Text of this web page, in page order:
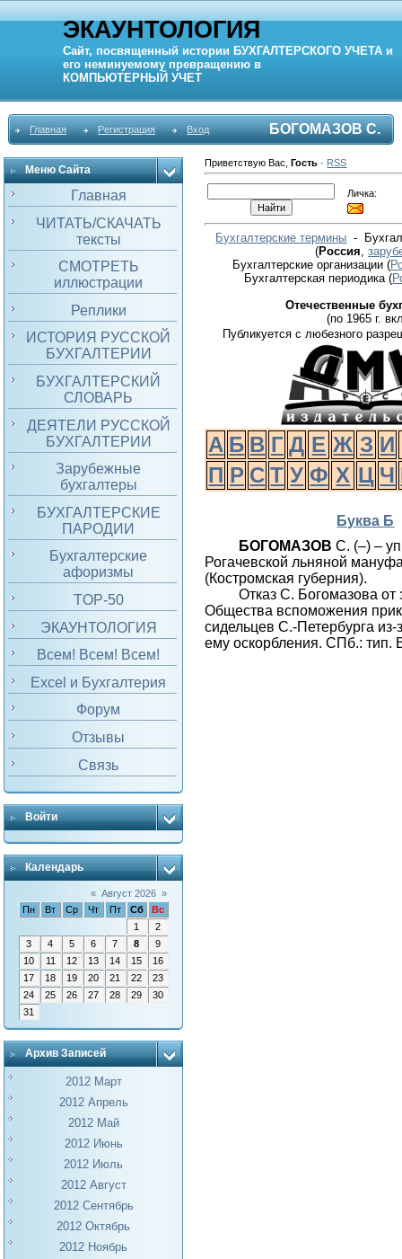
ЭКАУНТОЛОГИЯ
Сайт, посвященный истории БУХГАЛТЕРСКОГО УЧЕТА и
его неминуемому превращению в
КОМПЬЮТЕРНЫЙ УЧЕТ
Главная Регистрация Вход БОГОМАЗОВ С.
Меню Сайта
Главная
ЧИТАТЬ/СКАЧАТЬ
тексты
СМОТРЕТЬ
иллюстрации
Реплики
ИСТОРИЯ РУССКОЙ
БУХГАЛТЕРИИ
БУХГАЛТЕРСКИЙ
СЛОВАРЬ
ДЕЯТЕЛИ РУССКОЙ
БУХГАЛТЕРИИ
Зарубежные
бухгалтеры
БУХГАЛТЕРСКИЕ
ПАРОДИИ
Бухгалтерские
афоризмы
TOP-50
ЭКАУНТОЛОГИЯ
Всем! Всем! Всем!
Excel и Бухгалтерия
Форум
Отзывы
Связь
Войти
Календарь
« Август 2026 »
Пн
Вт Ср Чт Пт Сб
Вс
1
2
3
4 5 6 7 8
9
10
11 12 13 14 15
16
17
18 19 20 21 22
23
24
25 26 27 28 29
30
31
Архив Записей
2012 Март
2012 Апрель
2012 Май
2012 Июнь
2012 Июль
2012 Август
2012 Сентябрь
2012 Октябрь
2012 Ноябрь
Приветствую Вас ,Гость · RSS
Личка:
Бухгалтерские термины -
(Россия
Бухгалтерские организации (
Бухгалтерская периодика(
Отечественные
(по 1965 г.
Публикуется с любезного
А Б В Г Д Е Ж З И
П Р С Т У Ф Х Ц Ч
Буква Б
БОГОМАЗОВ С. (–) –
Рогачевской льняной
(Костромская губерния).
Отказ С. Богомазова от
Общества вспоможения
сидельцев С.-Петербурга из-
ему оскорбления. СПб.: тип.